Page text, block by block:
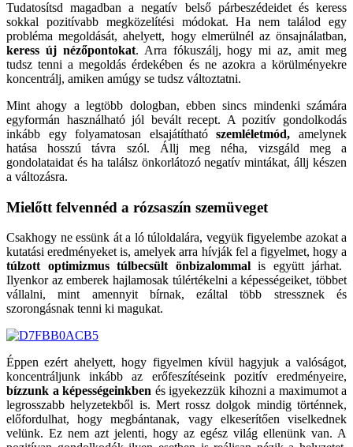
Tudatosítsd magadban a negatív belső párbeszédeidet és keress
sokkal pozitívabb megközelítési módokat. Ha nem találod egy
probléma megoldását, ahelyett, hogy elmerülnél az önsajnálatban,
keress új nézőpontokat. Arra fókuszálj, hogy mi az, amit meg
tudsz tenni a megoldás érdekében és ne azokra a körülményekre
koncentrálj, amiken amúgy se tudsz változtatni.
Mint ahogy a legtöbb dologban, ebben sincs mindenki számára
egyformán használható jól bevált recept. A pozitív gondolkodás
inkább egy folyamatosan elsajátíthatószemléletmód, amelynek
hatása hosszú távra szól. Állj meg néha, vizsgáld meg a
gondolataidat és ha találsz önkorlátozó negatív mintákat, állj készen
a változásra.
Mielőtt felvennéd a rózsaszín szemüveget
Csakhogy ne essünk át a ló túloldalára, vegyük figyelembe azokat a
kutatási eredményeket is, amelyek arra hívják fel a figyelmet, hogy a
túlzott optimizmus túlbecsült önbizalommalis együtt járhat.
Ilyenkor az emberek hajlamosak túlértékelni a képességeiket, többet
vállalni, mint amennyit bírnak, ezáltal több stressznek és
szorongásnak tenni ki magukat.
Éppen ezért ahelyett, hogy figyelmen kívül hagyjuk a valóságot,
koncentráljunk inkább az erőfeszítéseink pozitív eredményeire,
bízzunk a képességeinkben és igyekezzük kihozni a maximumot a
legrosszabb helyzetekből is. Mert rossz dolgok mindig történnek,
előfordulhat, hogy megbántanak, vagy elkeserítően viselkednek
velünk. Ez nem azt jelenti, hogy az egész világ ellenünk van. A